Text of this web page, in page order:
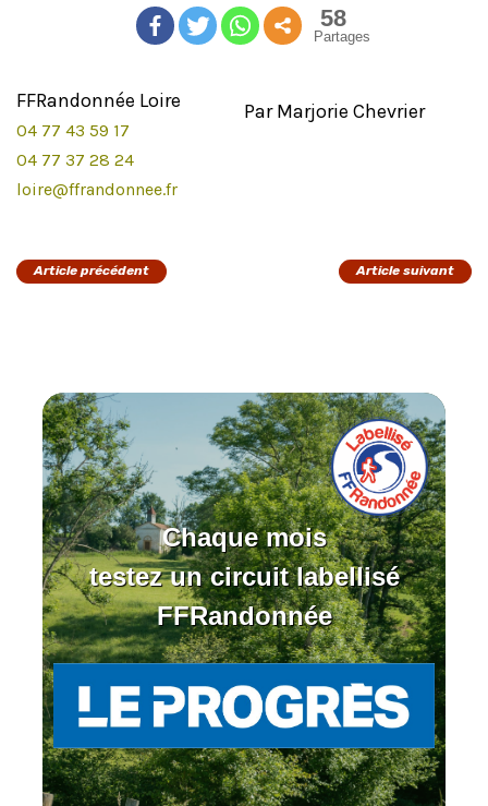
58
Partages
FFRandonnée Loire
04 77 43 59 17
04 77 37 28 24
loire@ffrandonnee.fr
Par Marjorie Chevrier
Article précédent Article suivant
Chaque mois
testez un circuit labellisé
FFRandonnée